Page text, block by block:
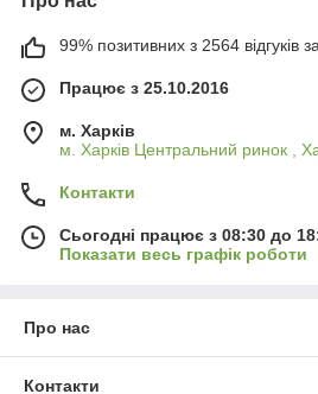
99% позитивних з 2564 відгуків
Працює з 25.10.2016
м. Харків
м. Харків Центральний ринок ,
Контакти
Сьогодні працює з 08:30 до
Показати весь графік роботи
Про нас
Контакти